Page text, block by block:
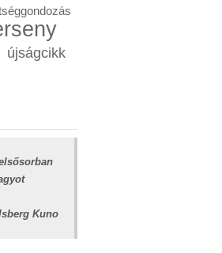
újságcikk
Kuno